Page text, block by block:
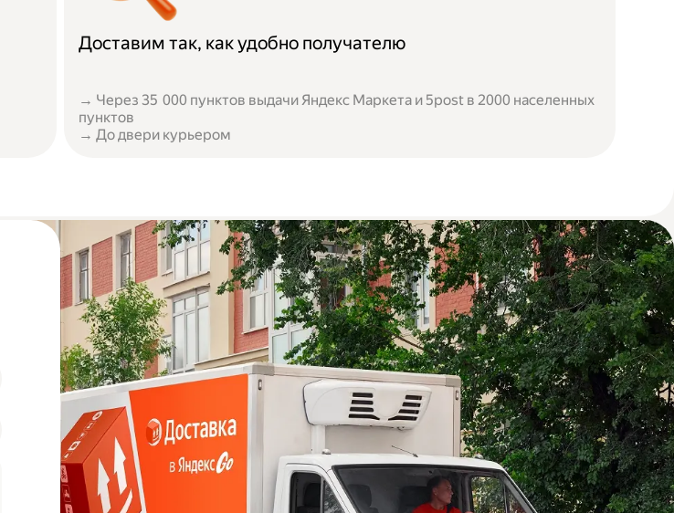
Доставим так, как удобно получателю
→ Через 35 000 пунктов выдачи Яндекс Маркета и 5post в 2000 населенных
пунктов
→ До двери курьером